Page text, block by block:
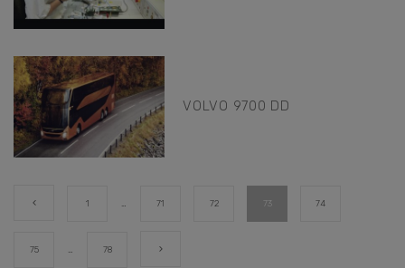
VOLVO 9700 DD
1 … 71 72 73 74
75 … 78